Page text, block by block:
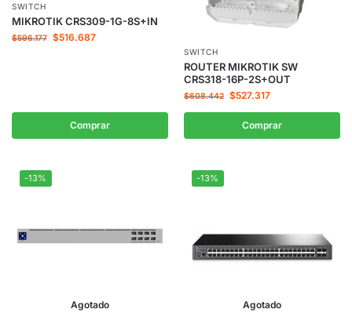
SWITCH
MIKROTIK CRS309-1G-8S+IN
$596.177 $516.687
Comprar
SWITCH
ROUTER MIKROTIK SW
CRS318-16P-2S+OUT
$608.442 $527.317
Comprar
-13%
Agotado
-13%
Agotado